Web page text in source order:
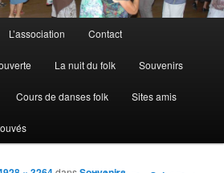
L’association Contact
La nuit du folk Souvenirs
Cours de danses folk Sites amis